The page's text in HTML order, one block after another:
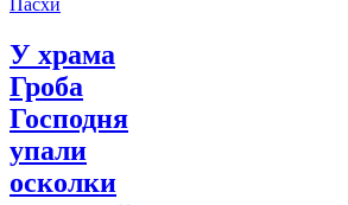
У храма
Гроба
Господня
упали
осколки